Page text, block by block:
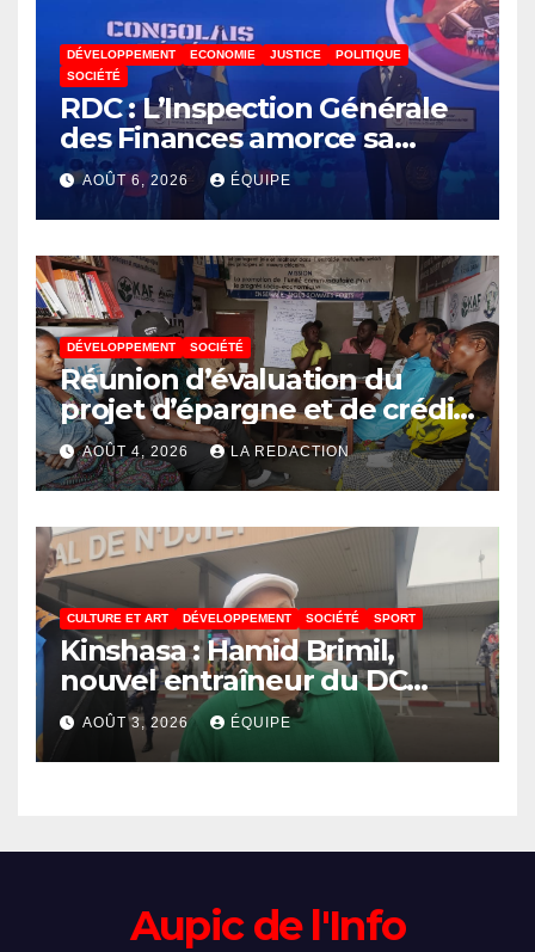
DÉVELOPPEMENT ECONOMIE JUSTICE
POLITIQUE
SOCIÉTÉ
RDC : L’Inspection Générale
des Finances amorce sa
révolution numérique pour
un contrôle permanent des
finances publiques
AOÛT 6, 2026 ÉQUIPE
DÉVELOPPEMENT SOCIÉTÉ
Réunion d’évaluation du
projet d’épargne et de crédit
de JIRANI MSAADA Asbl : des
résultats encourageants et
une expansion annoncée
AOÛT 4, 2026 LA REDACTION
CULTURE ET ART DÉVELOPPEMENT SOCIÉTÉ SPORT
Kinshasa : Hamid Brimil,
nouvel entraîneur du DC
Virunga sur place, cap sur les
préparatifs de la Coupe de la
Confédération de la CAF
AOÛT 3, 2026 ÉQUIPE
Aupic de l'Info